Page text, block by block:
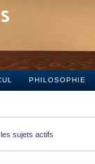
PHILOSOPHIE
les sujets actifs